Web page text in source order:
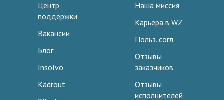
Центр
поддержки
Вакансии
Блог
Insolvo
Kadrout
Наша миссия
Карьера в WZ
Польз. согл.
Отзывы
заказчиков
Отзывы
исполнителей